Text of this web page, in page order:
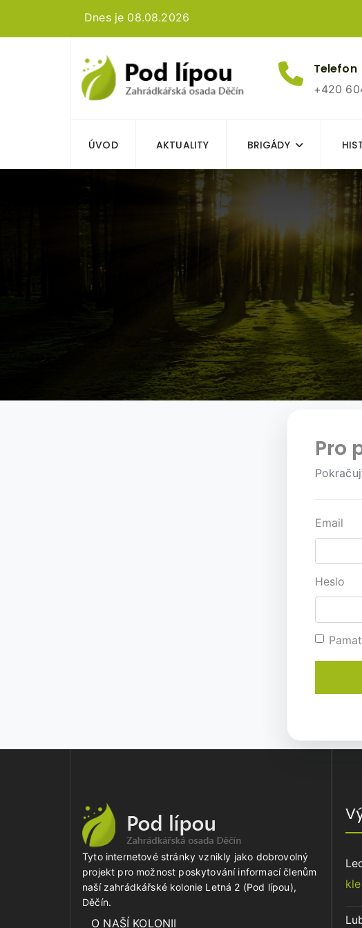
Dnes je 08.08.2026
Telefon
+420
ÚVOD AKTUALITY BRIGÁDY
Pro
Email
Heslo
Tyto internetové stránky vznikly jako dobrovolný
projekt pro možnost poskytování informací členům
naší zahrádkářské kolonie Letná 2 (Pod lípou),
Děčín.
O NAŠÍ KOLONII